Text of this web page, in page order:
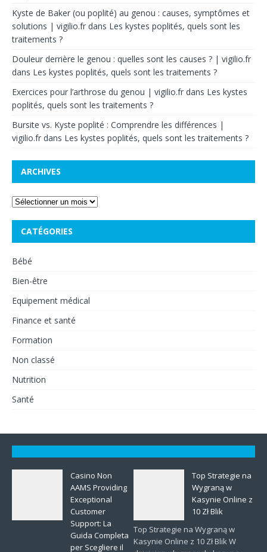
Kyste de Baker (ou poplité) au genou : causes, symptômes et
solutions | vigilio.fr dans Les kystes poplités, quels sont les
traitements ?
Douleur derrière le genou : quelles sont les causes ? | vigilio.fr
dans Les kystes poplités, quels sont les traitements ?
Exercices pour l’arthrose du genou | vigilio.fr dans Les kystes
poplités, quels sont les traitements ?
Bursite vs. Kyste poplité : Comprendre les différences |
vigilio.fr dans Les kystes poplités, quels sont les traitements ?
ARCHIVES
CATÉGORIES
Bébé
Bien-être
Equipement médical
Finance et santé
Formation
Non classé
Nutrition
Santé
Casino Non
AAMS Providing
Exceptional
Customer
Support: La
Guida Completa
per Scegliere il
Top Strategie na
Wygraną w
Kasynie Online z
10 Zł Blik
Top Strategie na Wygraną w
Kasynie Online z 10 Zł Blik W